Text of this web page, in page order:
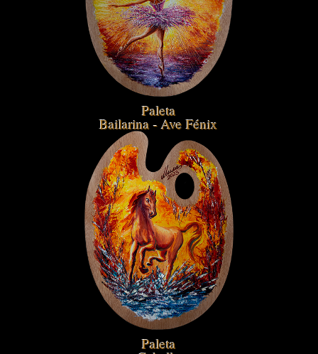
Paleta
Bailarina - Ave Fénix
Paleta